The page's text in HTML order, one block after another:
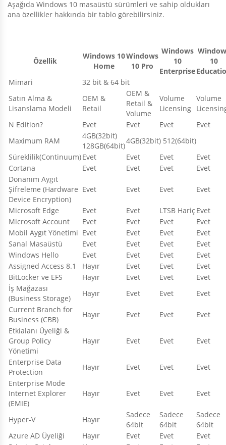
Aşağıda Windows 10 masaüstü sürümleri ve sahip oldukları
ana özellikler hakkında bir tablo görebilirsiniz.
Özellik
Windows 10
Home
Windows
10 Pro
Windows
10
Enterprise
10
Mimari
32 bit & 64 bit
Satın Alma &
Lisanslama Modeli
OEM &
Retail
OEM &
Retail &
Volume
Volume
Licensing
Volume
N Edition?
Evet Evet Evet
Evet
Maximum RAM
4GB(32bit)
128GB(64bit)
4GB(32bit) 512(64bit)
Süreklilik(Continuum)Evet Evet Evet
Evet
Cortana
Evet Evet Evet
Evet
Donanım Aygıt
Şifreleme (Hardware
Device Encryption)
Evet Evet Evet Evet
Microsoft Edge Evet Evet LTSB Hariç Evet
Microsoft Account
Evet Evet Evet
Evet
Mobil Aygıt Yönetimi Evet Evet Evet
Evet
Sanal Masaüstü
Evet Evet Evet
Evet
Windows Hello
Evet Evet Evet
Evet
Assigned Access 8.1
Hayır Evet Evet
Evet
BitLocker ve EFS
Hayır Evet Evet
Evet
İş Mağazası
(Business Storage)
Hayır Evet Evet
Evet
Current Branch for
Business (CBB)
Hayır Evet Evet
Evet
Etkialanı Üyeliği &
Group Policy
Yönetimi
Hayır Evet Evet Evet
Enterprise Data
Protection
Hayır Evet Evet
Evet
Enterprise Mode
Internet Explorer
(EMIE)
Hayır Evet Evet Evet
Hyper-V Hayır
Sadece
64bit
Sadece
64bit
Sadece
64bit
Azure AD Üyeliği
Hayır Evet Evet
Evet